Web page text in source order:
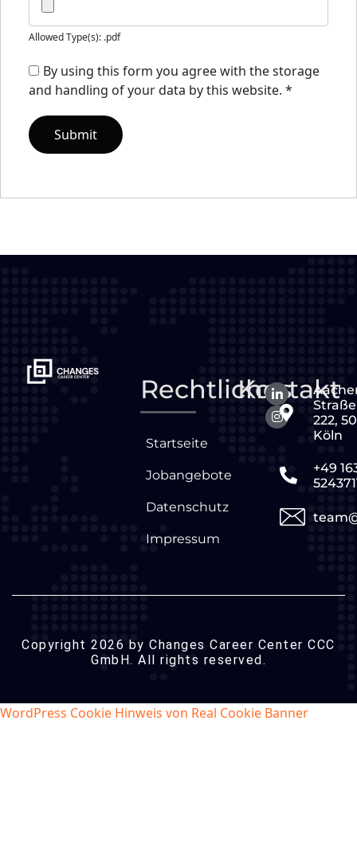
Allowed Type(s): .pdf
By using this form you agree with the storage
and handling of your data by this website. *
Rechtliches
Startseite
Jobangebote
Datenschutz
Impressum
Kontakt
Straße
222,
Köln
+49
Copyright 2026 by Changes Career Center CCC
GmbH. All rights reserved.
WordPress Cookie Hinweis von Real Cookie Banner